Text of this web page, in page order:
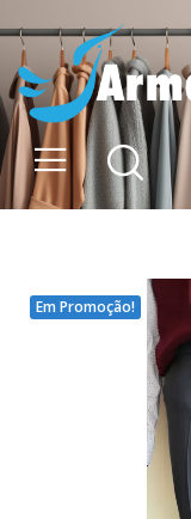
Em Promoção!